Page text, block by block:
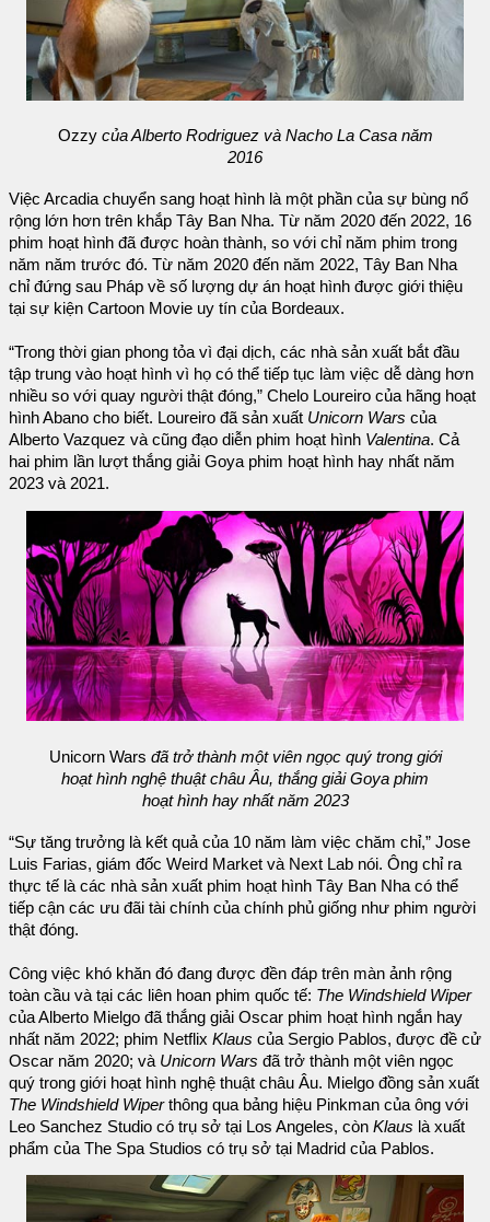
Ozzy của Alberto Rodriguez và Nacho La Casa năm
2016
Việc Arcadia chuyển sang hoạt hình là một phần của sự bùng nổ
rộng lớn hơn trên khắp Tây Ban Nha. Từ năm 2020 đến 2022, 16
phim hoạt hình đã được hoàn thành, so với chỉ năm phim trong
năm năm trước đó. Từ năm 2020 đến năm 2022, Tây Ban Nha
chỉ đứng sau Pháp về số lượng dự án hoạt hình được giới thiệu
tại sự kiện Cartoon Movie uy tín của Bordeaux.
“Trong thời gian phong tỏa vì đại dịch, các nhà sản xuất bắt đầu
tập trung vào hoạt hình vì họ có thể tiếp tục làm việc dễ dàng hơn
nhiều so với quay người thật đóng,” Chelo Loureiro của hãng hoạt
hình Abano cho biết. Loureiro đã sản xuất Unicorn Wars của
Alberto Vazquez và cũng đạo diễn phim hoạt hình Valentina. Cả
hai phim lần lượt thắng giải Goya phim hoạt hình hay nhất năm
2023 và 2021.
Unicorn Wars đã trở thành một viên ngọc quý trong giới
hoạt hình nghệ thuật châu Âu, thắng giải Goya phim
hoạt hình hay nhất năm 2023
“Sự tăng trưởng là kết quả của 10 năm làm việc chăm chỉ,” Jose
Luis Farias, giám đốc Weird Market và Next Lab nói. Ông chỉ ra
thực tế là các nhà sản xuất phim hoạt hình Tây Ban Nha có thể
tiếp cận các ưu đãi tài chính của chính phủ giống như phim người
thật đóng.
Công việc khó khăn đó đang được đền đáp trên màn ảnh rộng
toàn cầu và tại các liên hoan phim quốc tế: The Windshield Wiper
của Alberto Mielgo đã thắng giải Oscar phim hoạt hình ngắn hay
nhất năm 2022; phim Netflix Klaus của Sergio Pablos, được đề cử
Oscar năm 2020; và Unicorn Wars đã trở thành một viên ngọc
quý trong giới hoạt hình nghệ thuật châu Âu. Mielgo đồng sản xuất
The Windshield Wiperthông qua bảng hiệu Pinkman của ông với
Leo Sanchez Studio có trụ sở tại Los Angeles, còn Klaus là xuất
phẩm của The Spa Studios có trụ sở tại Madrid của Pablos.